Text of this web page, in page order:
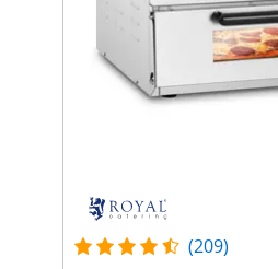
(209)